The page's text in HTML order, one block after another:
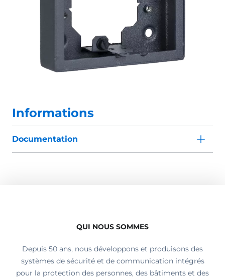
Informations
Documentation
QUI NOUS SOMMES
Depuis 50 ans, nous développons et produisons des
systèmes de sécurité et de communication intégrés
pour la protection des personnes, des bâtiments et des